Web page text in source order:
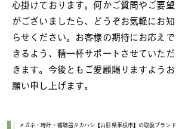
心掛けております。何かご質問やご要望
がございましたら、どうぞお気軽にお知
らせください。お客様の期待にお応えで
きるよう、精一杯サポートさせていただ
きます。今後ともご愛顧賜りますようお
願い申し上げます。
メガネ・時計・補聴器タカハシ【山形県東根市】の​取扱ブランド